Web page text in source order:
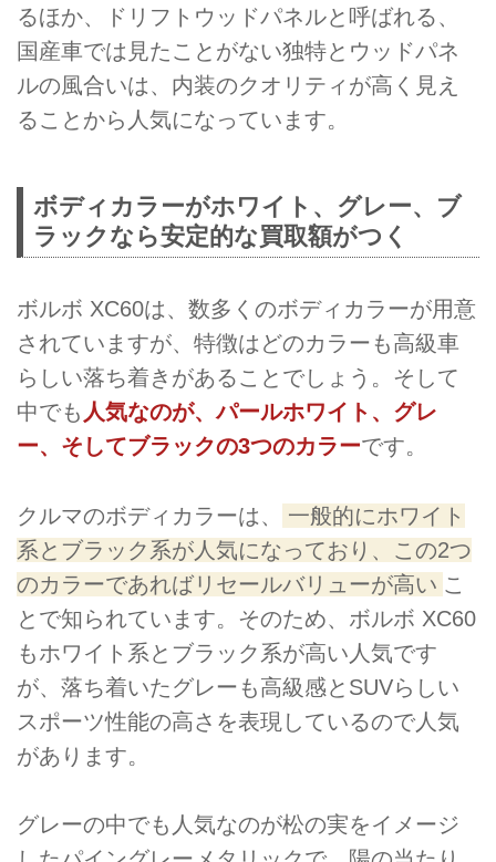
るほか、ドリフトウッドパネルと呼ばれる、
国産車では見たことがない独特とウッドパネ
ルの風合いは、内装のクオリティが高く見え
ることから人気になっています。
ボディカラーがホワイト、グレー、ブ
ラックなら安定的な買取額がつく
ボルボ XC60は、数多くのボディカラーが用意
されていますが、特徴はどのカラーも高級車
らしい落ち着きがあることでしょう。そして
中でも 人気なのが、パールホワイト、グレ
ー、そしてブラックの3つのカラーです。
クルマのボディカラーは、
一般的にホワイト
系とブラック系が人気になっており、この2つ
のカラーであればリセールバリューが高い こ
とで知られています。そのため、ボルボ XC60
もホワイト系とブラック系が高い人気です
が、落ち着いたグレーも高級感とSUVらしい
スポーツ性能の高さを表現しているので人気
があります。
グレーの中でも人気なのが松の実をイメージ